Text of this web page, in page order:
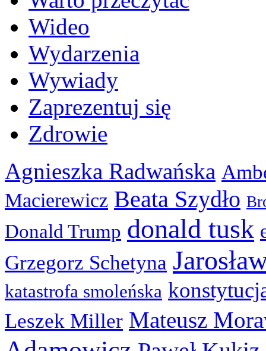
Wideo
Wydarzenia
Wywiady
Zaprezentuj się
Zdrowie
Agnieszka Radwańska
Macierewicz Beata Szydło
Donald Trump donald tusk
Grzegorz Schetyna
katastrofa smoleńska
Leszek Miller Mateusz